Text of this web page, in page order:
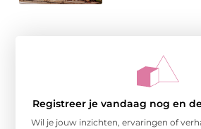
Registreer je vandaag nog en
Wil je jouw inzichten, ervaringen of